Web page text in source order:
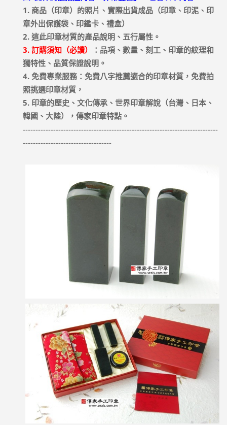
1. 商品（印章）的照片、實際出貨成品（印章、印泥、印
章外出保護袋、印鑑卡、禮盒）
2. 這此印章材質的產品說明、五行屬性。
3. 訂購須知（必讀）
：品項、數量、刻工、印章的紋理和
獨特性、品質保證說明。
4. 免費專業服務：免費八字推薦適合的印章材質，免費拍
照挑選印章材質，
5. 印章的歷史、文化傳承、世界印章解說（台灣、日本、
韓國、大陸），傳家印章特點。
-----------------------------------------------------------------------------
-----------------------------------